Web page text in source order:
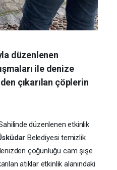
düzenlenen
ile denize
çıkarılan çöplerin
düzenlenen etkinlik
Belediyesi temizlik
çoğunluğu cam şişe
atıklar etkinlik alanındaki